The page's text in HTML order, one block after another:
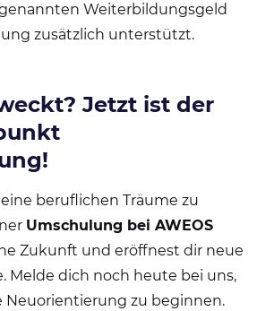
Weiterbildungsgeld
zusätzlich unterstützt.
Jetzt ist der
beruflichen Träume zu
Umschulung bei AWEOS
Zukunft und eröffnest dir neue
Melde dich noch heute bei uns,
Neuorientierung zu beginnen.